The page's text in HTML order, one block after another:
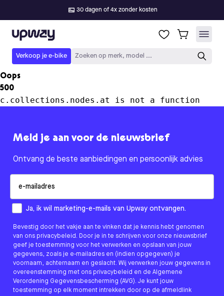
30 dagen of 4x zonder kosten
Upway
Verkoop je e-bike Zoeken op merk, model ...
Oops
500
c.collections.nodes.at is not a function
Meld je aan voor de nieuwsbrief
Ontvang de beste aanbiedingen en persoonlijk advies
How would you like to hear from us?
Ja, ik wil marketing-e-mails van Upway ontvangen.
Bevestig door het vakje aan te vinken dat je kennis hebt genomen
van ons privacybeleid. Door je in te schrijven voor onze nieuwsbrief
geef je toestemming voor het verwerken en opslaan van jouw
gegevens, zoals je e-mailadres en (indien opgegeven) je
voornaam, achternaam en geslacht. Wij verwerken jouw gegevens in
overeenstemming met ons privacybeleid en de Algemene
Verordening Gegevensbescherming (AVG). Je kunt jouw
toestemming op elk moment intrekken door op de afmeldlink